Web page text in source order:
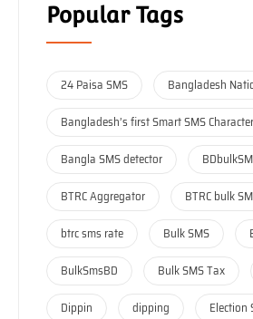
Popular Tags
24 Paisa SMS
Bangladesh
Bangladesh’s first Smart SMS
Bangla SMS detector
BTRC Aggregator
BTRC bulk
btrc sms rate
Bulk SMS
BulkSmsBD
Bulk SMS Tax
Dippin
dipping
Election